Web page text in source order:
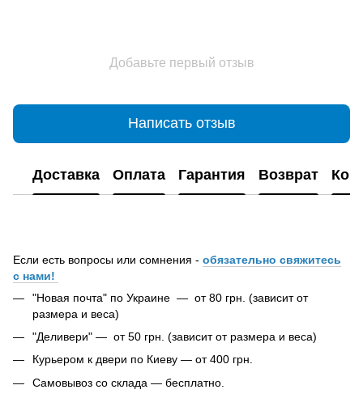
Добавьте первый отзыв
Написать отзыв
Доставка Оплата Гарантия Возврат
Если есть вопросы или сомнения - обязательно свяжитесь
с нами!
"Новая почта" по Украине — от 80 грн. (зависит от
размера и веса)
"Деливери" — от 50 грн. (зависит от размера и веса)
Курьером к двери по Киеву — от 400 грн.
Самовывоз со склада — бесплатно.